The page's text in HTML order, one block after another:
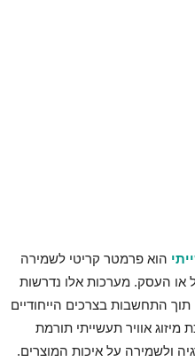
הוא פרמטר קריטי לשמירה
או העסק. מערכות אלו נדרשות
תוך התחשבות בצרכים הייחודיים
אוויר תעשייתי תורמת
ולשמירה על איכות המוצרים.